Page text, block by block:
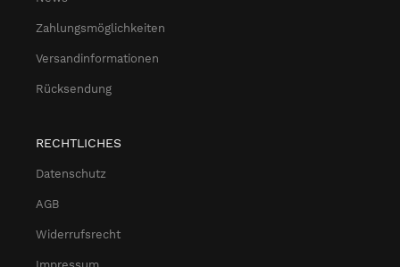
Zahlungsmöglichkeiten
Versandinformationen
Rücksendung
RECHTLICHES
Datenschutz
AGB
Widerrufsrecht